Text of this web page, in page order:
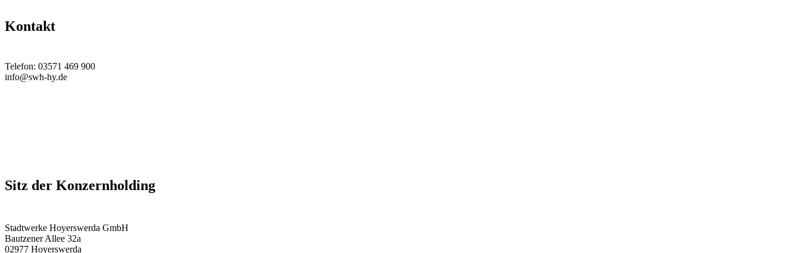
Kontakt
Telefon: 03571 469 900
info@swh-hy.de
Sitz der Konzernholding
Stadtwerke Hoyerswerda GmbH
Bautzener Allee 32a
02977 Hoyerswerda